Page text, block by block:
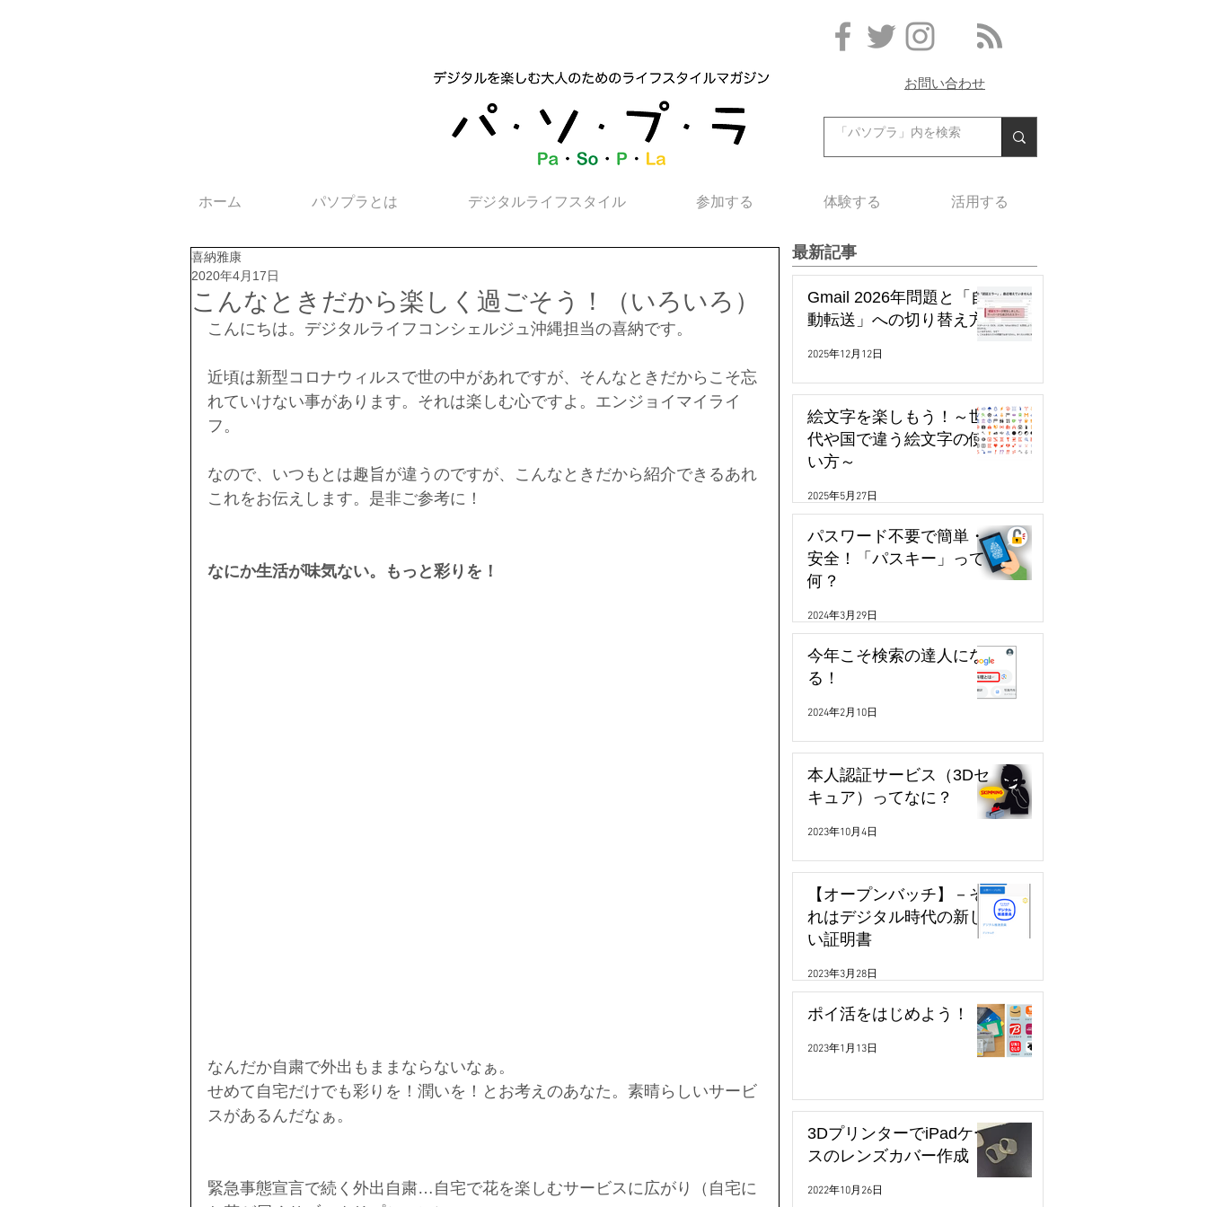
お問い合わせ
ホーム パソプラとは デジタルライフスタイル 参加する 体験する 活用する
こんなときだから楽しく過ごそう！（いろいろ）
喜納雅康
2020年4月17日
こんにちは。デジタルライフコンシェルジュ沖縄担当の喜納です。
近頃は新型コロナウィルスで世の中があれですが、そんなときだからこそ忘
れていけない事があります。それは楽しむ心ですよ。エンジョイマイライ
フ。
なので、いつもとは趣旨が違うのですが、こんなときだから紹介できるあれ
これをお伝えします。是非ご参考に！
なにか生活が味気ない。もっと彩りを！
なんだか自粛で外出もままならないなぁ。
せめて自宅だけでも彩りを！潤いを！とお考えのあなた。素晴らしいサービ
スがあるんだなぁ。
緊急事態宣言で続く外出自粛…自宅で花を楽しむサービスに広がり（自宅に
最新記事
Gmail 2026年問題と「自
動転送」への切り替え方
2025年12月12日
絵文字を楽しもう！～世
代や国で違う絵文字の使
い方～
2025年5月27日
パスワード不要で簡単・
安全！「パスキー」って
何？
2024年3月29日
今年こそ検索の達人にな
る！
2024年2月10日
本人認証サービス（3Dセ
キュア）ってなに？
2023年10月4日
【オープンバッチ】－そ
れはデジタル時代の新し
い証明書
2023年3月28日
ポイ活をはじめよう！
2023年1月13日
3DプリンターでiPadケー
スのレンズカバー作成
2022年10月26日